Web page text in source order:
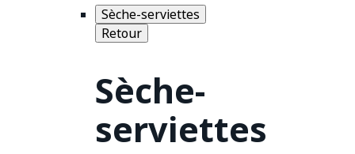
Sèche-serviettes
Retour
Sèche-
serviettes